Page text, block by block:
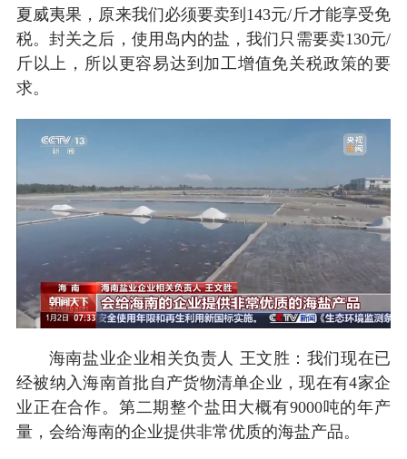
夏威夷果，原来我们必须要卖到143元/斤才能享受免
税。封关之后，使用岛内的盐，我们只需要卖130元/
斤以上，所以更容易达到加工增值免关税政策的要
求。
海南盐业企业相关负责人 王文胜：我们现在已
经被纳入海南首批自产货物清单企业，现在有4家企
业正在合作。第二期整个盐田大概有9000吨的年产
量，会给海南的企业提供非常优质的海盐产品。